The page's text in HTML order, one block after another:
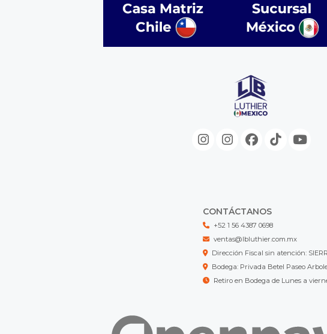
CONTÁCTANOS
+52 1 56 4387 0698
ventas@lbluthier.com.mx
Dirección Fiscal sin atención:
Bodega: Privada Betel Paseo
Retiro en Bodega de Lunes a